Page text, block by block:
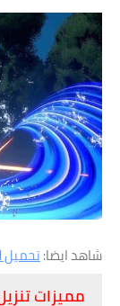
شاهد ايضا:تحميل